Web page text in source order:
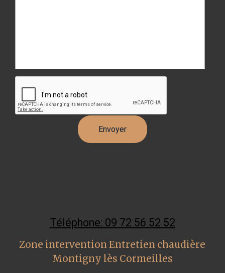
Téléphone: 09 72 56 52 52
Zone intervention Entretien chaudière
Montigny lès Cormeilles